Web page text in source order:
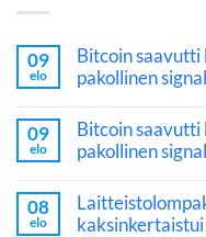
09
elo
Bitcoin saavutti
pakollinen
09
elo
Bitcoin
pakollinen
08
elo